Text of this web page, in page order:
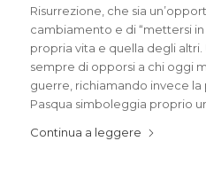
Risurrezione, che sia
cambiamento e di “mettersi
propria vita e quella degli
sempre di opporsi a chi oggi
guerre, richiamando invece
Pasqua simboleggia proprio
Continua a leggere